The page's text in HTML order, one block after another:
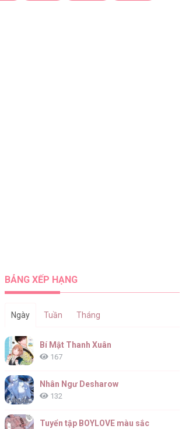
BẢNG XẾP HẠNG
Ngày Tuần Tháng
Bí Mật Thanh Xuân
167
Nhân Ngư Desharow
132
Tuyển tập BOYLOVE màu sắc